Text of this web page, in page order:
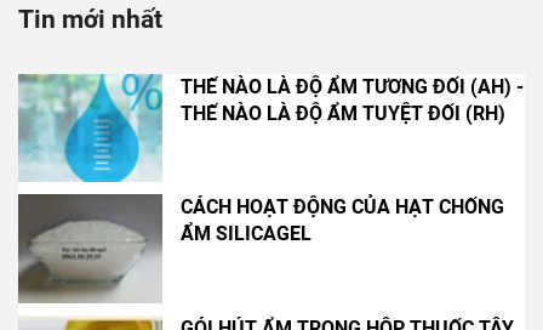
Tin mới nhất
THẾ NÀO LÀ ĐỘ ẨM TƯƠNG ĐỐI (AH) -
THẾ NÀO LÀ ĐỘ ẨM TUYỆT ĐỐI (RH)
CÁCH HOẠT ĐỘNG CỦA HẠT CHỐNG
ẨM SILICAGEL